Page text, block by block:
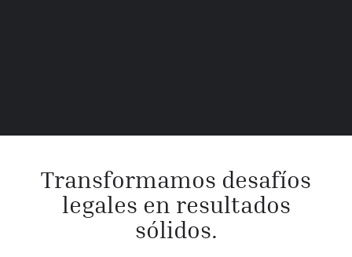
Transformamos desafíos
legales en resultados
sólidos.